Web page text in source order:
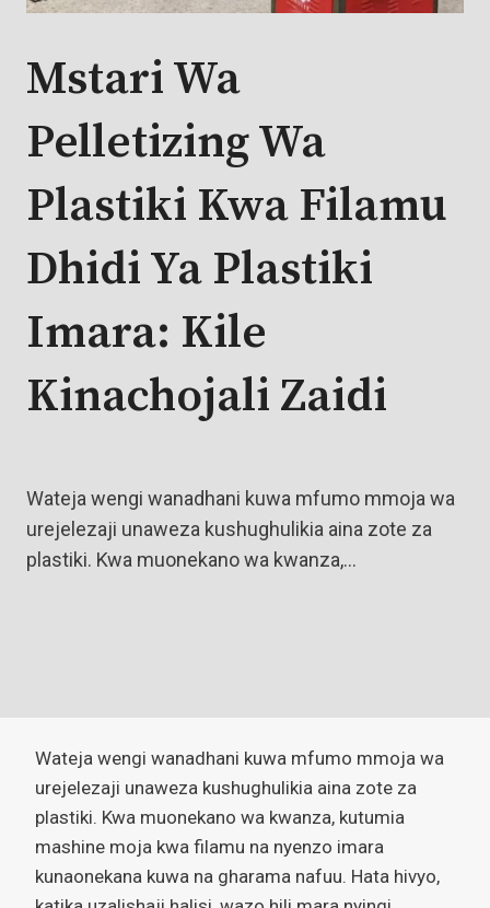
Mstari Wa
Pelletizing Wa
Plastiki Kwa Filamu
Dhidi Ya Plastiki
Imara: Kile
Kinachojali Zaidi
Wateja wengi wanadhani kuwa mfumo mmoja wa
urejelezaji unaweza kushughulikia aina zote za
plastiki. Kwa muonekano wa kwanza,…
Wateja wengi wanadhani kuwa mfumo mmoja wa
urejelezaji unaweza kushughulikia aina zote za
plastiki. Kwa muonekano wa kwanza, kutumia
mashine moja kwa filamu na nyenzo imara
kunaonekana kuwa na gharama nafuu. Hata hivyo,